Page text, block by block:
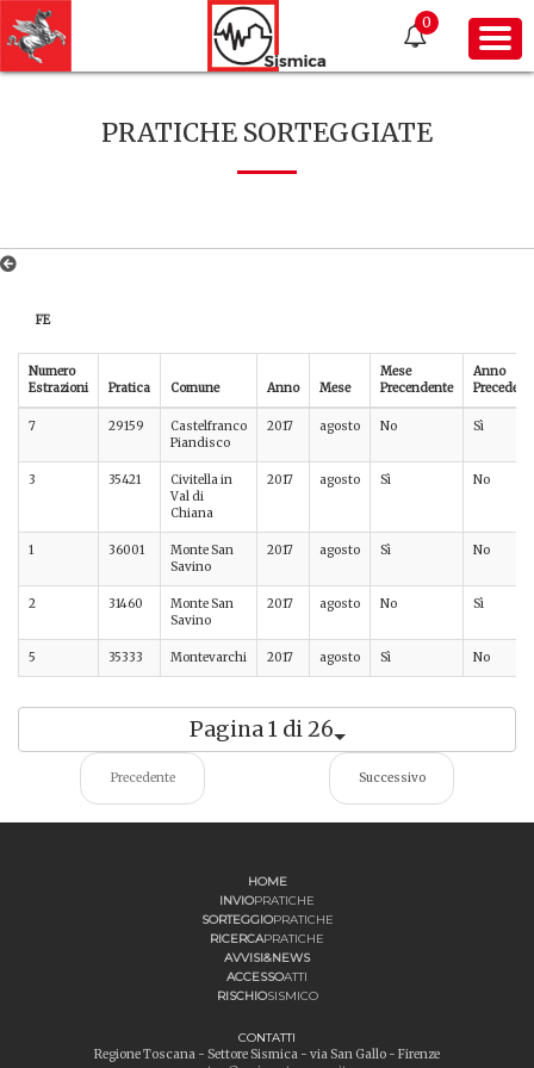
0
PRATICHE SORTEGGIATE
FE
Numero
Estrazioni
Pratica Comune Anno Mese
Mese
Precendente
Anno
7 29159
Castelfranco
Piandisco
2017 agosto No Sì
3 35421
Civitella in
Val di
Chiana
2017 agosto Sì No
1 36001
Monte San
Savino
2017 agosto Sì No
2 31460
Monte San
Savino
2017 agosto No Sì
5 35333 Montevarchi 2017 agosto Sì No
Pagina 1 di 26
Precedente Successivo
HOME
INVIOPRATICHE
SORTEGGIOPRATICHE
RICERCAPRATICHE
AVVISI&NEWS
ACCESSOATTI
RISCHIOSISMICO
CONTATTI
Regione Toscana - Settore Sismica - via San Gallo - Firenze